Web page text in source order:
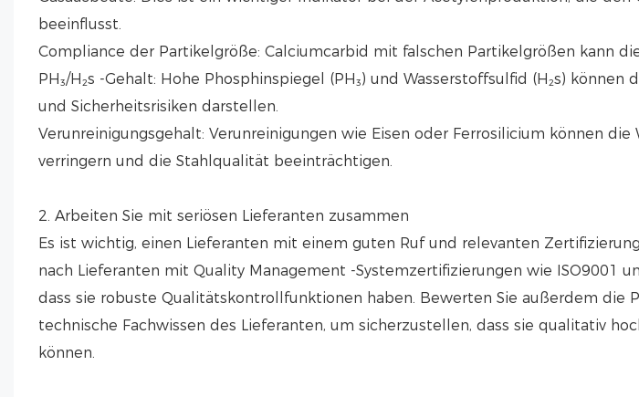
beeinflusst.
Compliance der Partikelgröße: Calciumcarbid mit falschen Partikelgrößen kann
PH₃/H₂s -Gehalt: Hohe Phosphinspiegel (PH₃) und Wasserstoffsulfid (H₂s)
und Sicherheitsrisiken darstellen.
Verunreinigungsgehalt: Verunreinigungen wie Eisen oder Ferrosilicium können die
verringern und die Stahlqualität beeinträchtigen.
2. Arbeiten Sie mit seriösen Lieferanten zusammen
Es ist wichtig, einen Lieferanten mit einem guten Ruf und relevanten
nach Lieferanten mit Quality Management -Systemzertifizierungen wie ISO9001
dass sie robuste Qualitätskontrollfunktionen haben. Bewerten Sie außerdem die
technische Fachwissen des Lieferanten, um sicherzustellen, dass sie qualitativ
können.